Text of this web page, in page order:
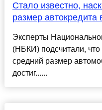
Стало известно,
размер автокредита
Эксперты
(НБКИ) подсчитали,
средний размер
достиг......